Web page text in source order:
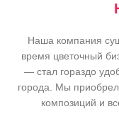
Наша компания
время цветочный
— стал гораздо
города. Мы
композиций и